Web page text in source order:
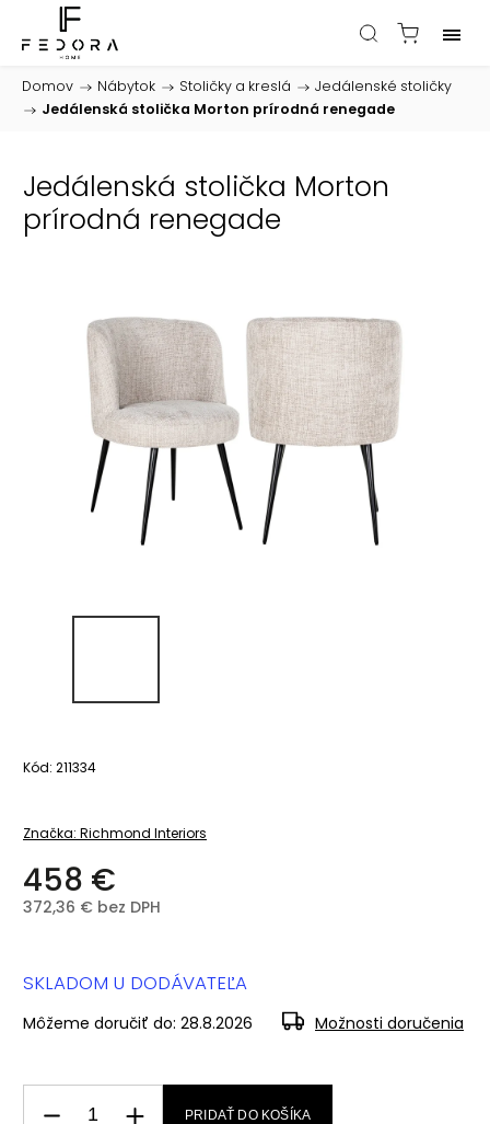
Domov / Nábytok / Stoličky a kreslá /
Jedálenské stoličky
/
Jedálenská stolička Morton prírodná renegade
Jedálenská stolička Morton
prírodná renegade
Kód: 211334
Značka: Richmond Interiors
458 €
372,36 € bez DPH
SKLADOM U DODÁVATEĽA
Môžeme doručiť do: 28.8.2026 Možnosti doručenia
PRIDAŤ DO KOŠÍKA